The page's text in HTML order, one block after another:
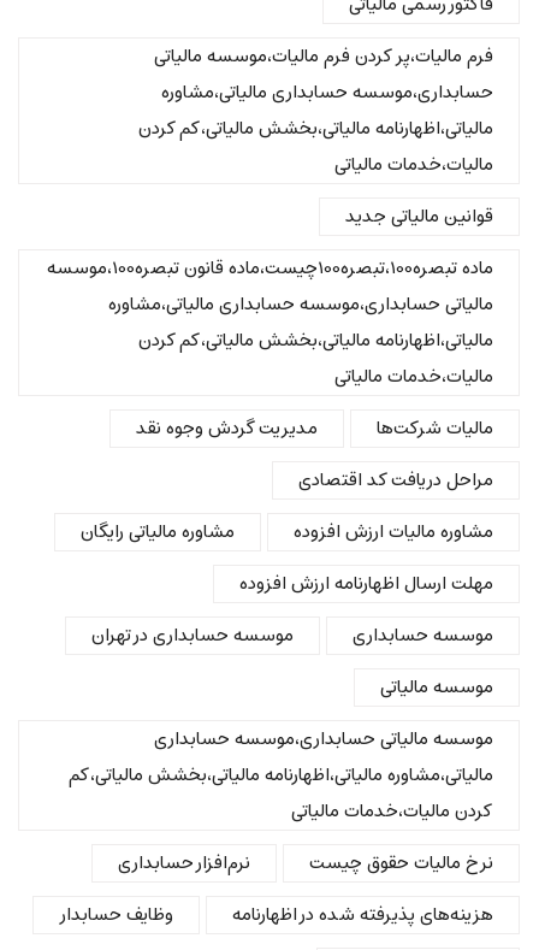
فرم مالیات،پر کردن فرم مالیات،موسسه مالیاتی
حسابداری،موسسه حسابداری مالیاتی،مشاوره
مالیاتی،اظهارنامه مالیاتی،بخشش مالیاتی،کم کردن
مالیات،خدمات مالیاتی
قوانین مالیاتی جدید
ماده تبصره100،تبصره100چیست،ماده قانون تبصره100،موسسه
مالیاتی حسابداری،موسسه حسابداری مالیاتی،مشاوره
مالیاتی،اظهارنامه مالیاتی،بخشش مالیاتی،کم کردن
مالیات،خدمات مالیاتی
مالیات شرکت‌ها
مدیریت گردش وجوه نقد
مراحل دریافت کد اقتصادی
مشاوره مالیات ارزش افزوده
مشاوره مالیاتی رایگان
مهلت ارسال اظهارنامه ارزش افزوده
موسسه حسابداری
موسسه حسابداری در تهران
موسسه مالیاتی
موسسه مالیاتی حسابداری،موسسه حسابداری
مالیاتی،مشاوره مالیاتی،اظهارنامه مالیاتی،بخشش مالیاتی،کم
کردن مالیات،خدمات مالیاتی
نرخ مالیات حقوق چیست
نرم‌افزار حسابداری
هزینه‌های پذیرفته شده در اظهارنامه
وظایف حسابدار